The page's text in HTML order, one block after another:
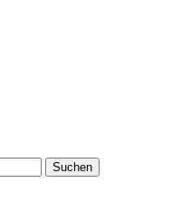
Suchen